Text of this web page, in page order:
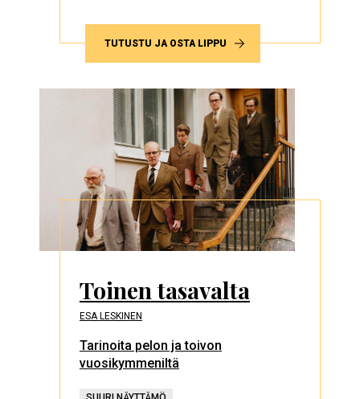
TUTUSTU JA OSTA LIPPU
Toinen tasavalta
ESA LESKINEN
Tarinoita pelon ja toivon
vuosikymmeniltä